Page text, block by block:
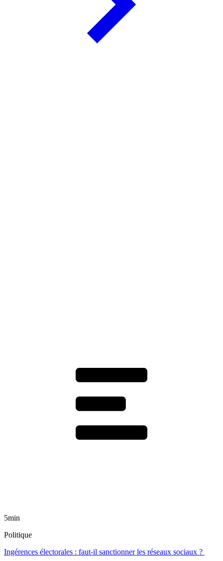
5min
Politique
Ingérences électorales : faut-il sanctionner les réseaux sociaux ?